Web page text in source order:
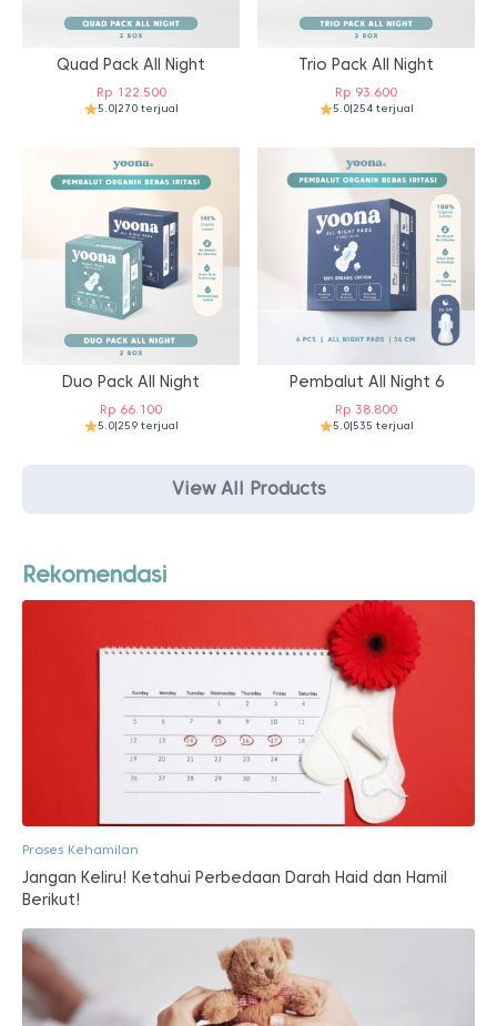
Quad Pack All Night
Rp122.500
5.0|270 terjual
Trio Pack All Night
Rp 93.600
5.0|254 terjual
Duo Pack All Night
Rp 66.100
5.0|259 terjual
Pembalut All Night 6
Rp 38.800
5.0|535 terjual
View All Products
Rekomendasi
Proses Kehamilan
Jangan Keliru! Ketahui Perbedaan Darah Haid dan Hamil
Berikut!